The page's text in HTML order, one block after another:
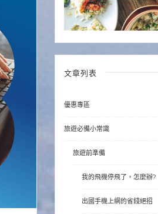
文章列表
優惠專區
旅遊必備小常識
旅遊前準備
我的飛機停飛了，怎麼辦?
出國手機上網的省錢絕招